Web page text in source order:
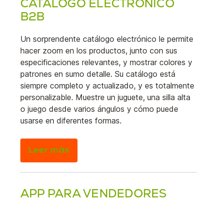
CATÁLOGO ELECTRÓNICO
B2B
Un sorprendente catálogo electrónico le permite
hacer zoom en los productos, junto con sus
especificaciones relevantes, y mostrar colores y
patrones en sumo detalle. Su catálogo está
siempre completo y actualizado, y es totalmente
personalizable. Muestre un juguete, una silla alta
o juego desde varios ángulos y cómo puede
usarse en diferentes formas.
Leer más
APP PARA VENDEDORES